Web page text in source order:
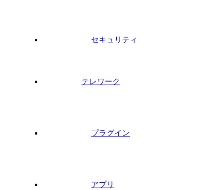
セキュリティ
テレワーク
プラグイン
アプリ